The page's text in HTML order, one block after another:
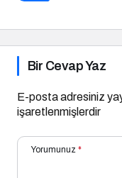
Bir Cevap Yaz
E-posta adresiniz
işaretlenmişlerdir
Yorumunuz *